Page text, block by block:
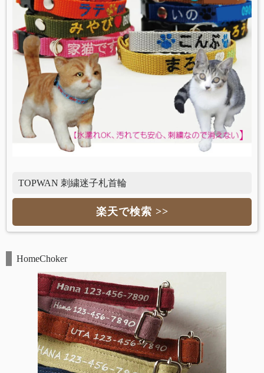
TOPWAN 刺繍迷子札首輪
楽天で検索 >>
HomeChoker